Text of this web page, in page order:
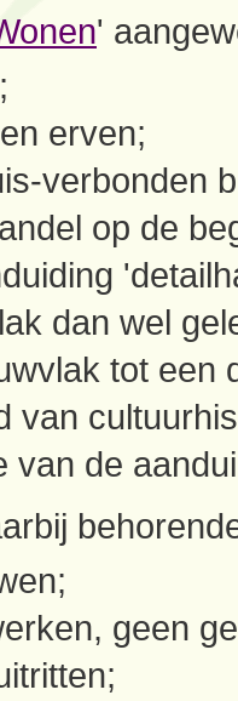
'
erven;
verbonden
op de
dan wel
tot een
van
van de
geen